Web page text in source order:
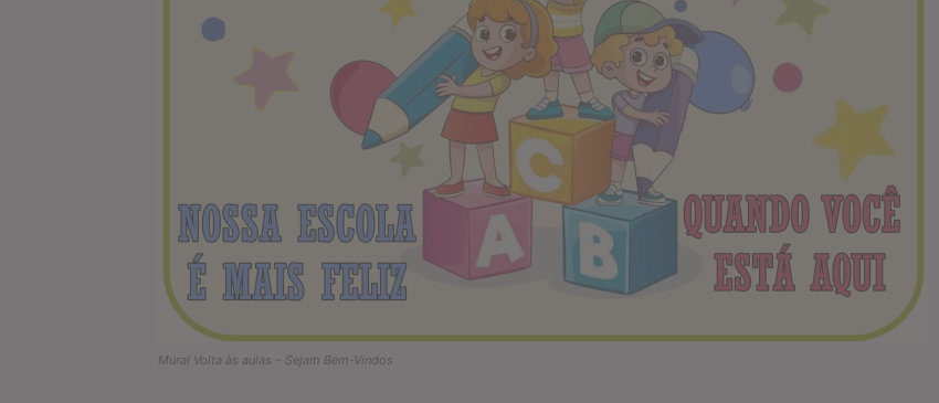
Mural Volta às aulas – Sejam Bem-Vindos